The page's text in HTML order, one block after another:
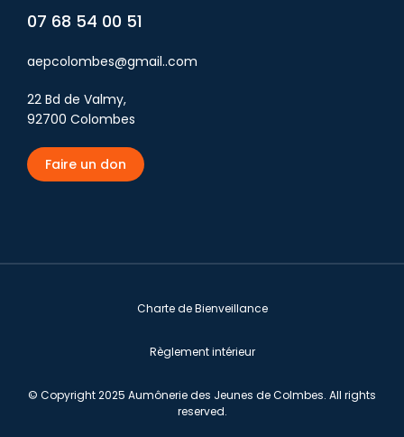
07 68 54 00 51
aepcolombes@gmail..com
22 Bd de Valmy,
92700 Colombes
Faire un don
© Copyright 2025 Aumônerie des Jeunes de Colmbes. All rights
reserved.
Charte de Bienveillance
Règlement intérieur